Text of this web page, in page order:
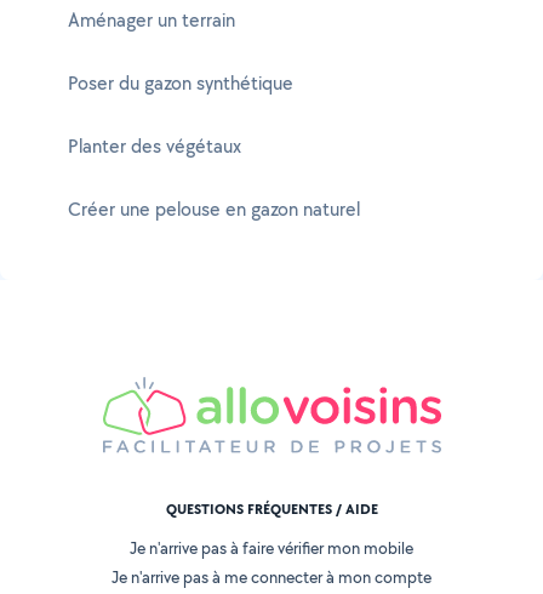
Aménager un terrain
Poser du gazon synthétique
Planter des végétaux
Créer une pelouse en gazon naturel
QUESTIONS FRÉQUENTES / AIDE
Je n'arrive pas à faire vérifier mon mobile
Je n'arrive pas à me connecter à mon compte